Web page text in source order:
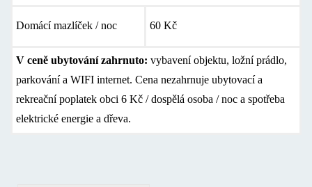
Domácí mazlíček / noc 60 Kč
V ceně ubytování zahrnuto: vybavení objektu, ložní prádlo,
parkování a WIFI internet. Cena nezahrnuje ubytovací a
rekreační poplatek obci 6 Kč / dospělá osoba / noc a spotřeba
elektrické energie a dřeva.